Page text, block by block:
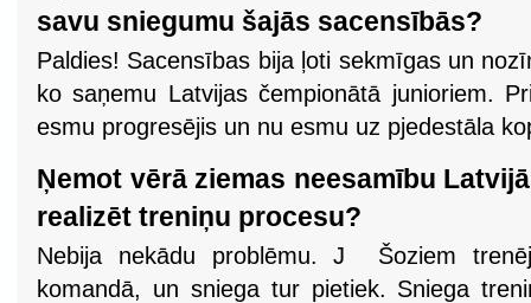
savu sniegumu šajās sacensībās?
Paldies! Sacensības bija ļoti sekmīgas un
ko saņemu Latvijas čempionātā junioriem.
esmu progresējis un nu esmu uz pjedestāla
Ņemot vērā ziemas neesamību
realizēt treniņu procesu?
Nebija nekādu problēmu. J Šoziem
komandā, un sniega tur pietiek. Sniega